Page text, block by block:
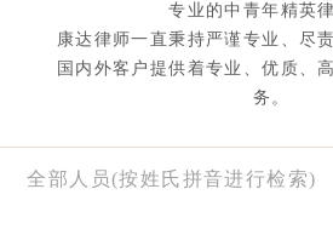
专业的中青年精英律
康达律师一直秉持严谨专业、尽
国内外客户提供着专业、优质、
务。
全部人员(按姓氏拼音进行检索)